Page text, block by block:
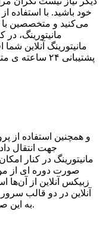
خود باشید. با استفاده
می‌کنید و متخصصین
مانیتورینگ،
مانیتورینگ آنلاین
پشتیبانی ۲۴
مانیتورینگ در کنار
صورت دوره ای از
زبیکس آنلاین از
آنلاین در دو قالب
به این صورت در هزینه‌های خود صرفه جویی نمایید.